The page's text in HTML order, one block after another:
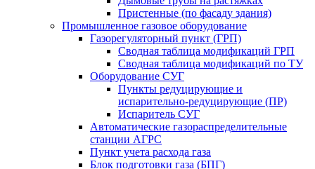
Пристенные (по фасаду здания)
Промышленное газовое оборудование
Газорегуляторный пункт (ГРП)
Сводная таблица модификаций ГРП
Сводная таблица модификаций по ТУ
Оборудование СУГ
Пункты редуцирующие и
испарительно-редуцирующие (ПР)
Испаритель СУГ
Автоматические газораспределительные
станции АГРС
Пункт учета расхода газа
Блок подготовки газа (БПГ)